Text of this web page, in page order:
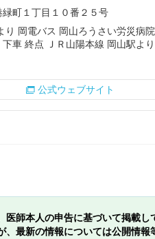
町１丁目１０番２５号
り 岡電バス 岡山ろうさい労災病
車 終点 ＪＲ山陽本線 岡山駅よ
公式ウェブサイト
医師本人の申告に基づいて掲載
、最新の情報については公開情